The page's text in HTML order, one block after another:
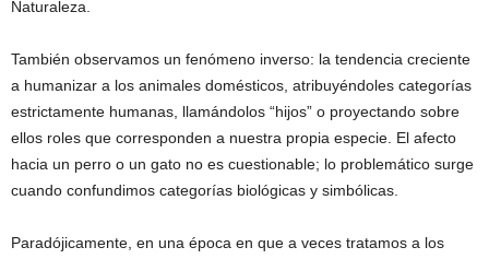
Naturaleza.
También observamos un fenómeno inverso: la tendencia creciente
a humanizar a los animales domésticos, atribuyéndoles categorías
estrictamente humanas, llamándolos “hijos” o proyectando sobre
ellos roles que corresponden a nuestra propia especie. El afecto
hacia un perro o un gato no es cuestionable; lo problemático surge
cuando confundimos categorías biológicas y simbólicas.
Paradójicamente, en una época en que a veces tratamos a los